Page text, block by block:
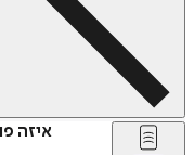
איזה